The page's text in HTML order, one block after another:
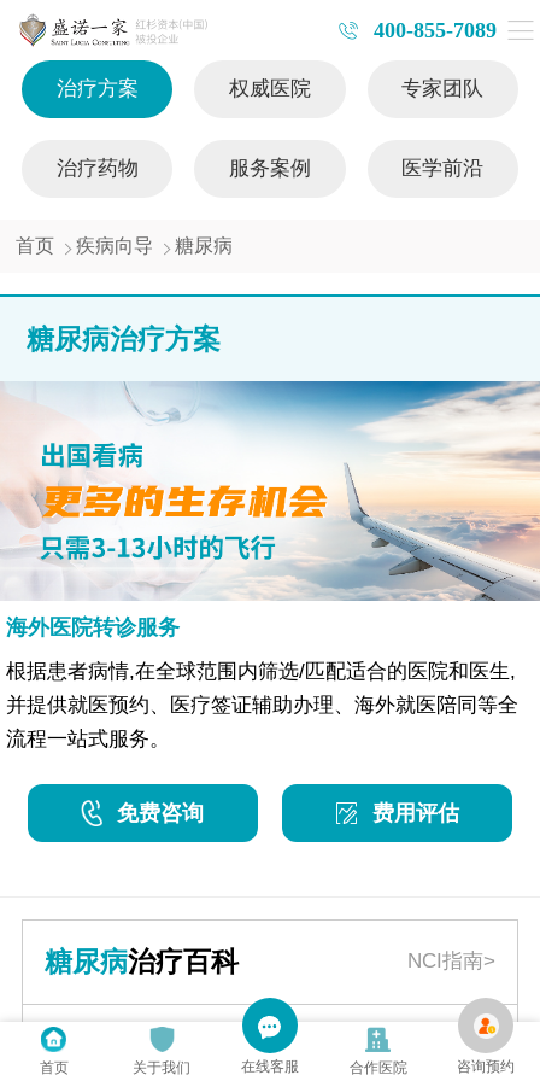
400-855-7089
治疗方案 权威医院 专家团队
治疗药物 服务案例 医学前沿
首页 疾病向导 糖尿病
糖尿病治疗方案
海外医院转诊服务
根据患者病情,在全球范围内筛选/匹配适合的医院和医生,
并提供就医预约、医疗签证辅助办理、海外就医陪同等全
流程一站式服务。
免费咨询 费用评估
糖尿病治疗百科 NCI指南>
是一组因胰岛素绝对或相对分泌不足和
（或）胰岛素利用障碍引起的碳水化合物、蛋白
首页 关于我们 在线客服 合作医院 咨询预约